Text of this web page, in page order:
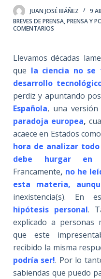
d
o
JUAN JOSÉ IBÁÑEZ 9
BREVES DE PRENSA,PRENSA Y
COMENTARIOS
Llevamos décadas
que la ciencia no se
desarrollo
perdiz y apuntando
Española, una versión
paradoja europea,
acaece en Estados como
hora de analizar
debe hurgar en
Francamente, no he
esta materia,
inexistencia(s). En
hipótesis personal.
explicado a personas
que este
recibido la misma
podría ser!. Por lo
sabiendas que puedo